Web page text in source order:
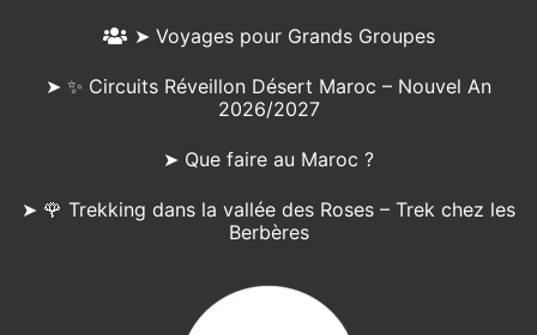
➤ Voyages pour Grands Groupes
➤ ✨ Circuits Réveillon Désert Maroc – Nouvel An
2026/2027
➤ Que faire au Maroc ?
➤ 🌹 Trekking dans la vallée des Roses – Trek chez les
Berbères